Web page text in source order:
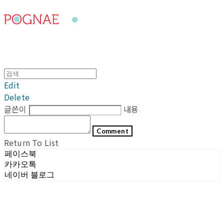
Edit
Delete
글쓴이
내용
Comment
Return To List
페이스북
카카오톡
네이버 블로그